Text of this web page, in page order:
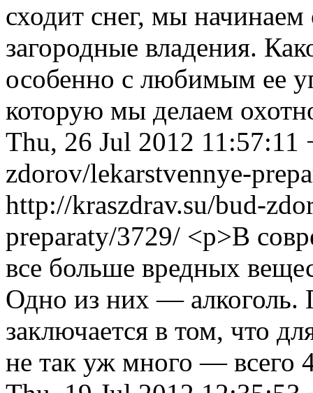
сходит снег, мы начинаем
загородные владения.
особенно с любимым ее
которую мы делаем
Thu, 26 Jul 2012 11:57:11
zdorov/lekarstvennye-
http://kraszdrav.su/bud-
preparaty/3729/ <p>В
все больше вредных
Одно из них — алкоголь.
заключается в том, что
не так уж много — всего